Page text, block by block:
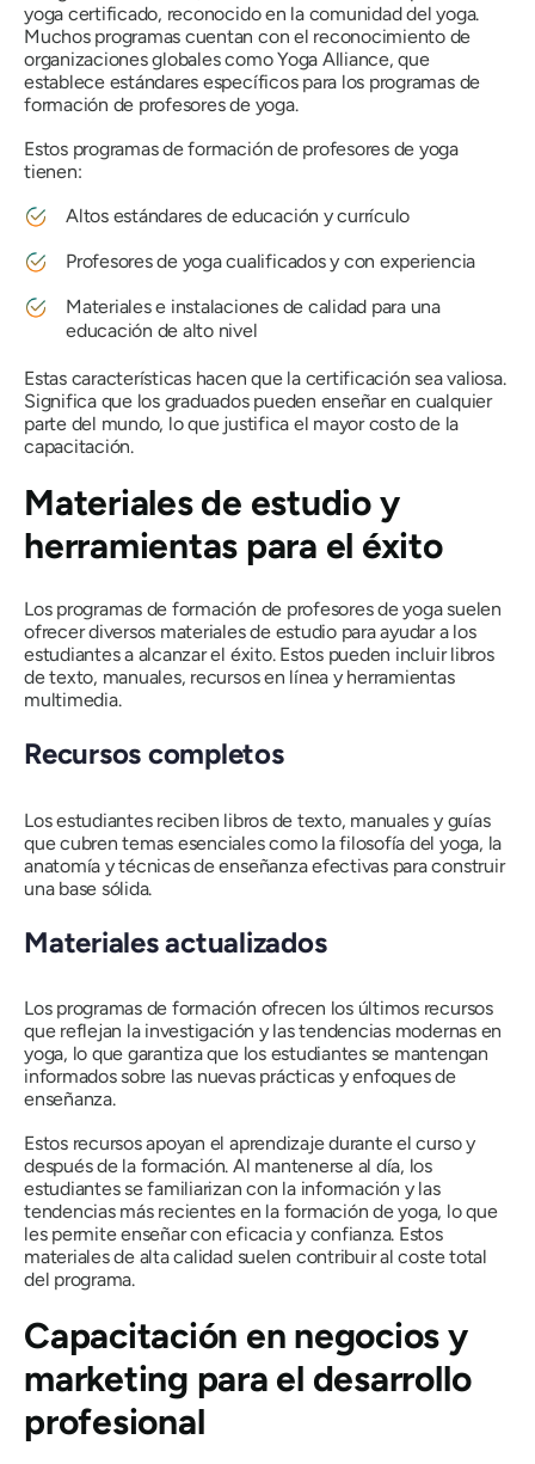
yoga certificado, reconocido en la comunidad del yoga.
Muchos programas cuentan con el reconocimiento de
organizaciones globales como Yoga Alliance, que
establece estándares específicos para los programas de
formación de profesores de yoga.
Estos programas de formación de profesores de yoga
tienen:
Altos estándares de educación y currículo
Profesores de yoga cualificados y con experiencia
Materiales e instalaciones de calidad para una
educación de alto nivel
Estas características hacen que la certificación sea valiosa.
Significa que los graduados pueden enseñar en cualquier
parte del mundo, lo que justifica el mayor costo de la
capacitación.
Materiales de estudio y
herramientas para el éxito
Los programas de formación de profesores de yoga suelen
ofrecer diversos materiales de estudio para ayudar a los
estudiantes a alcanzar el éxito. Estos pueden incluir libros
de texto, manuales, recursos en línea y herramientas
multimedia.
Recursos completos
Los estudiantes reciben libros de texto, manuales y guías
que cubren temas esenciales como la filosofía del yoga, la
anatomía y técnicas de enseñanza efectivas para construir
una base sólida.
Materiales actualizados
Los programas de formación ofrecen los últimos recursos
que reflejan la investigación y las tendencias modernas en
yoga, lo que garantiza que los estudiantes se mantengan
informados sobre las nuevas prácticas y enfoques de
enseñanza.
Estos recursos apoyan el aprendizaje durante el curso y
después de la formación. Al mantenerse al día, los
estudiantes se familiarizan con la información y las
tendencias más recientes en la formación de yoga, lo que
les permite enseñar con eficacia y confianza. Estos
materiales de alta calidad suelen contribuir al coste total
del programa.
Capacitación en negocios y
marketing para el desarrollo
profesional